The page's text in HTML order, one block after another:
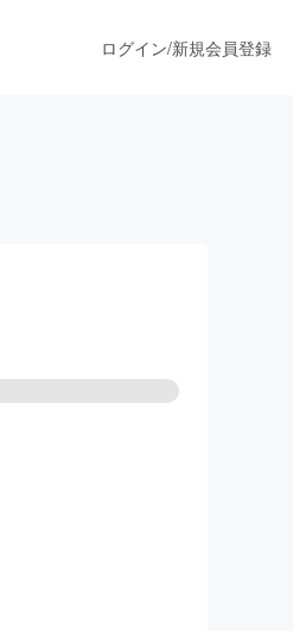
ログイン/新規会員登録